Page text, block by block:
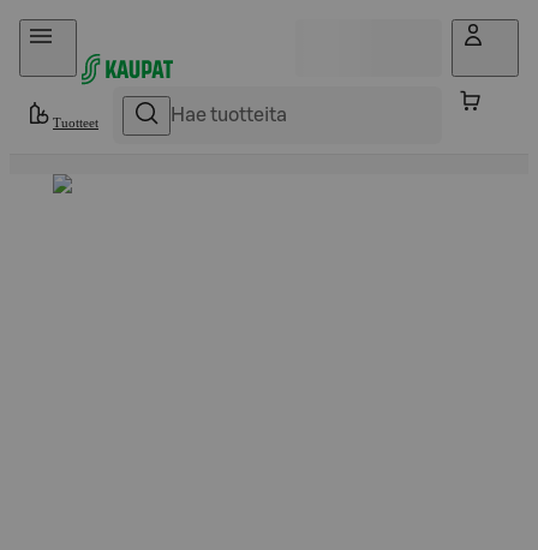
Hyppää sisältöön
Tuotteet